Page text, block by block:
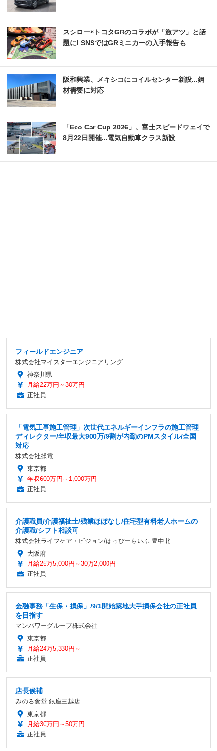
スシロー×トヨタGRのコラボが「激アツ」と話
題に! SNSではGRミニカーの入手報告も
阪和興業、メキシコにコイルセンター新設...鋼
材需要に対応
「Eco Car Cup 2026」、富士スピードウェイで
8月22日開催...電気自動車クラス新設
フィールドエンジニア
株式会社マイスターエンジニアリング
神奈川県
月給22万円～30万円
正社員
「電気工事施工管理」次世代エネルギーインフラの施工管理
ディレクター/年収最大900万/9割が内勤のPMスタイル/全国
対応
株式会社操電
東京都
年収600万円～1,000万円
正社員
介護職員/介護福祉士/残業ほぼなし/住宅型有料老人ホームの
介護職/シフト相談可
株式会社ライフケア・ビジョン/はっぴーらいふ 豊中北
大阪府
月給25万5,000円～30万2,000円
正社員
金融事務「生保・損保」/9/1開始築地大手損保会社の正社員
を目指す
マンパワーグループ株式会社
東京都
月給24万5,330円～
正社員
店長候補
みのる食堂 銀座三越店
東京都
月給30万円～50万円
正社員